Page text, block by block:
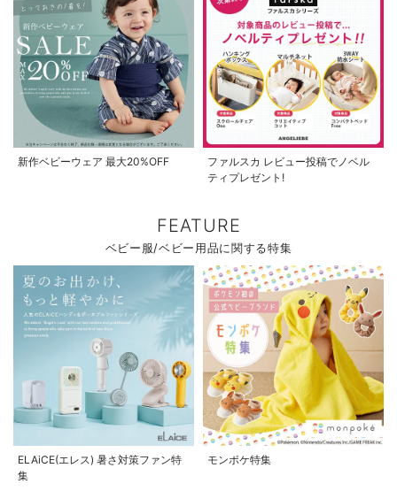
お買い物を続ける カートへ進む
新作ベビーウェア 最大20%OFF
ファルスカ レビュー投稿でノベル
ティプレゼント!
FEATURE
ベビー服/ベビー用品に関する特集
ELAiCE(エレス) 暑さ対策ファン特
集
モンポケ特集
お気に入り商品を確認する